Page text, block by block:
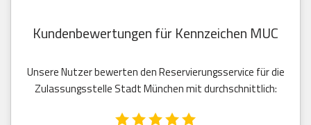
Kundenbewertungen für Kennzeichen MUC
Unsere Nutzer bewerten den Reservierungsservice für die
Zulassungsstelle Stadt München mit durchschnittlich: